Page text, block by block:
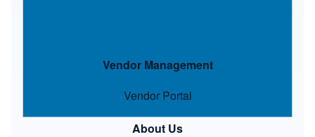
Vendor Management
Vendor Portal
About Us